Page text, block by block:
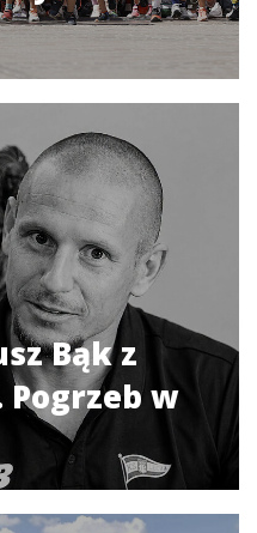
Bąk z
Pogrzeb w